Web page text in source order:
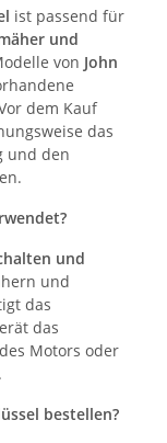
ist passend für
und
von John
dem Kauf
das
und den
und
und
das
das
Motors oder
bestellen?